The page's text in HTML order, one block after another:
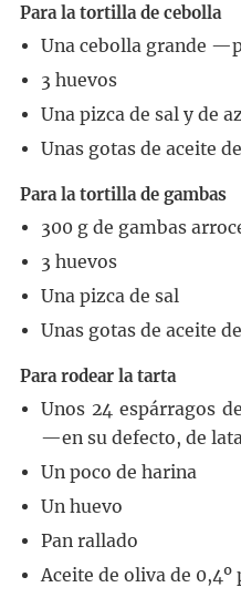
Para la tortilla de cebolla
Una cebolla grande
3 huevos
Una pizca de sal y de
Unas gotas de aceite
Para la tortilla de gambas
300 g de gambas
3 huevos
Una pizca de sal
Unas gotas de aceite
Para rodear la tarta
Unos 24 espárragos
—en su defecto, de
Un poco de harina
Un huevo
Pan rallado
Aceite de oliva de 0,4º